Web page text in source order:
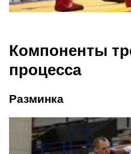
Компоненты
процесса
Разминка